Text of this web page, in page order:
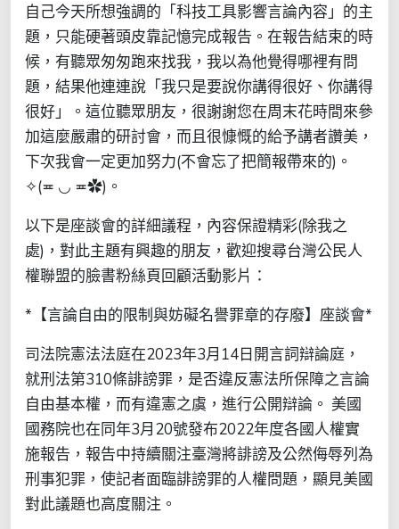
自己今天所想強調的「科技工具影響言論內容」的主
題，只能硬著頭皮靠記憶完成報告。在報告結束的時
候，有聽眾匆匆跑來找我，我以為他覺得哪裡有問
題，結果他連連說「我只是要說你講得很好、你講得
很好」。這位聽眾朋友，很謝謝您在周末花時間來參
加這麼嚴肅的研討會，而且很慷慨的給予講者讚美，
下次我會一定更加努力(不會忘了把簡報帶來的)。
✧(≖ ◡ ≖✿)。
以下是座談會的詳細議程，內容保證精彩(除我之
處)，對此主題有興趣的朋友，歡迎搜尋台灣公民人
權聯盟的臉書粉絲頁回顧活動影片：
*【言論自由的限制與妨礙名譽罪章的存廢】座談會*
司法院憲法法庭在2023年3月14日開言詞辯論庭，
就刑法第310條誹謗罪，是否違反憲法所保障之言論
自由基本權，而有違憲之虞，進行公開辯論。 美國
國務院也在同年3月20號發布2022年度各國人權實
施報告，報告中持續關注臺灣將誹謗及公然侮辱列為
刑事犯罪，使記者面臨誹謗罪的人權問題，顯見美國
對此議題也高度關注。